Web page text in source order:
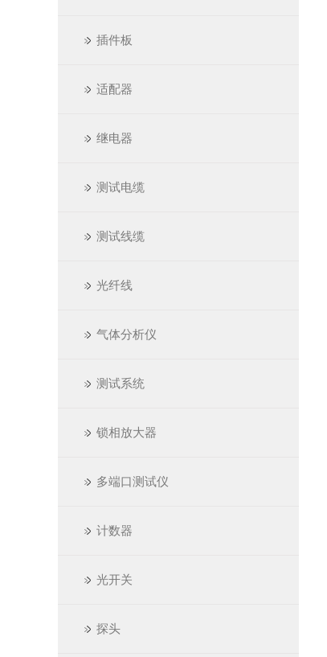
插件板
适配器
继电器
测试电缆
测试线缆
光纤线
气体分析仪
测试系统
锁相放大器
多端口测试仪
计数器
光开关
探头